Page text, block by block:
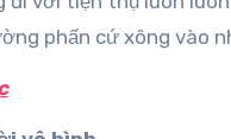
phấn cứ xông vào